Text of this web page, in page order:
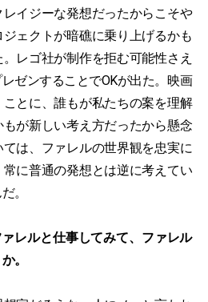
イジーな発想だったからこそや
ェクトが暗礁に乗り上げるかも
レゴ社が制作を拒む可能性さえ
ゼンすることでOKが出た。映画
とに、誰もが私たちの案を理解
が新しい考え方だったから懸念
は、ファレルの世界観を忠実に
に普通の発想とは逆に考えてい
。
レルと仕事してみて、ファレル
。